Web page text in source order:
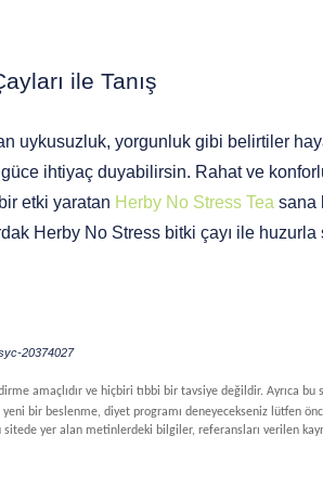
ile Tanış
uykusuzluk, yorgunluk gibi belirtiler
ihtiyaç duyabilirsin. Rahat ve
etki yaratan Herby No Stress Tea sana
Herby No Stress bitki çayı ile huzurla
20374027
amaçlıdır ve hiçbiri tıbbi bir tavsiye değildir. Ayrıca
yeni bir beslenme, diyet programı deneyecekseniz lütfen
sitede yer alan metinlerdeki bilgiler, referansları verilen